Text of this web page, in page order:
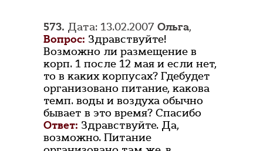
573. Дата: 13.02.2007 Ольга,
Вопрос: Здравствуйте!
Возможно ли размещение в
корп. 1 после 12 мая и если нет,
то в каких корпусах? Гдебудет
организовано питание, какова
темп. воды и воздуха обычно
бывает в это время? Спасибо
Ответ: Здравствуйте. Да,
возможно. Питание